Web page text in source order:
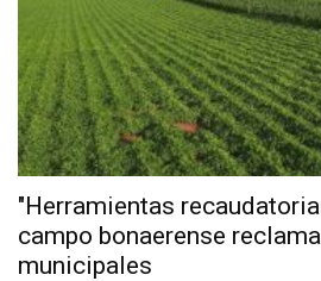
"Herramientas
campo bonaerense
municipales